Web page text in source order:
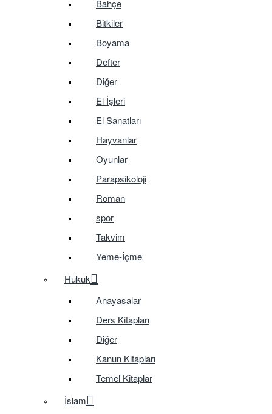
Bahçe
Bitkiler
Boyama
Defter
Diğer
El İşleri
El Sanatları
Hayvanlar
Oyunlar
Parapsikoloji
Roman
spor
Takvim
Yeme-İçme
Hukuk
Anayasalar
Ders Kitapları
Diğer
Kanun Kitapları
Temel Kitaplar
İslam